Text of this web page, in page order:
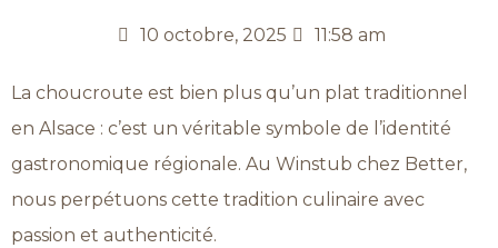
10 octobre, 2025 11:58 am
La choucroute est bien plus qu’un plat traditionnel
en Alsace : c’est un véritable symbole de l’identité
gastronomique régionale. Au Winstub chez Better,
nous perpétuons cette tradition culinaire avec
passion et authenticité.